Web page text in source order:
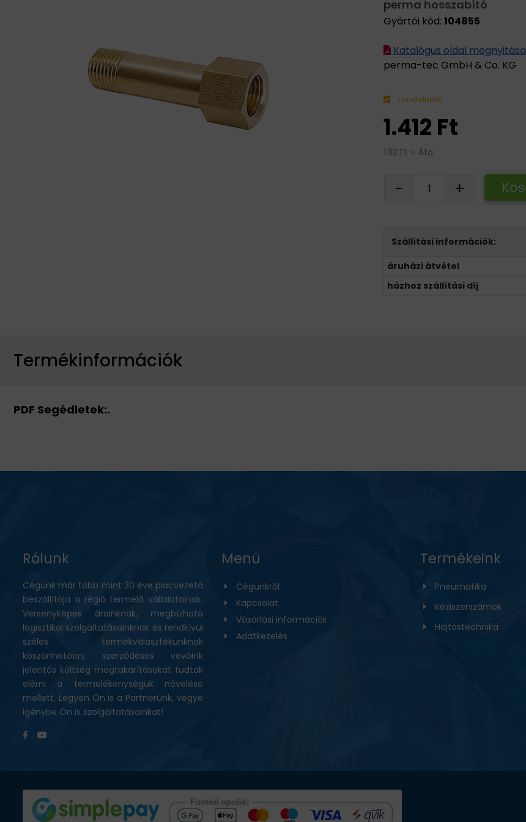
perma hosszabító
Gyártói kód: 104855
Katalógus oldal megnyitása
perma-tec GmbH & Co. KG
rendelhető
1.412 Ft
1.112 Ft + Áfa
- +
Szállítási információk:
áruházi átvétel
házhoz szállítási díj
Termékinformációk
PDF Segédletek:.
Rólunk
Cégünk már több mint 30 éve piacvezető
beszállítója a régió termelő vállalatainak.
Versenyképes árainknak, megbízható
logisztikai szolgáltatásainknak és rendkívül
széles termékválasztékunknak
köszönhetően, szerződéses vevőink
jelentős költség megtakarításokat tudtak
elérni a termelékenységük növelése
mellett. Legyen Ön is a Partnerünk, vegye
igénybe Ön is szolgáltatásainkat!
Menü
Cégünkről
Kapcsolat
Vásárlási információk
Adatkezelés
Termékeink
Pneumatika
Kéziszerszámok
Hajtástechnika